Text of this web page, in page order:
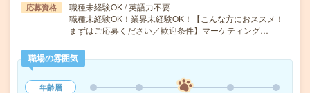
応募資格
職種未経験OK / 英語力不要
職種未経験OK！業界未経験OK！【こんな方におススメ！
まずはご応募ください／歓迎条件】マーケティング…
職場の雰囲気
年齢層